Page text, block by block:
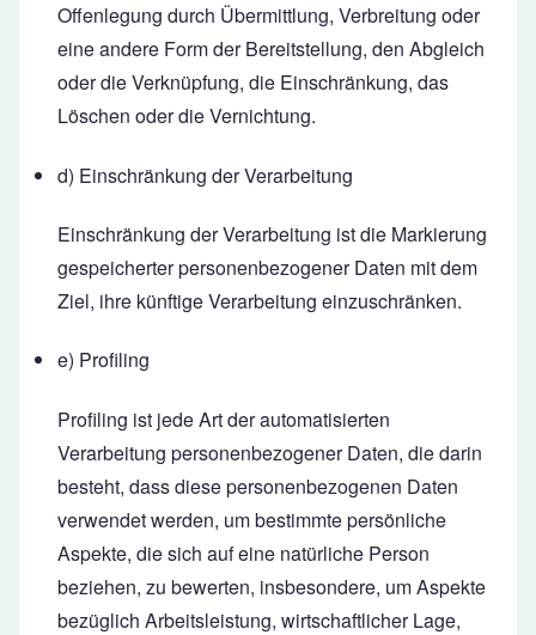
Offenlegung durch Übermittlung, Verbreitung oder
eine andere Form der Bereitstellung, den Abgleich
oder die Verknüpfung, die Einschränkung, das
Löschen oder die Vernichtung.
d) Einschränkung der Verarbeitung
Einschränkung der Verarbeitung ist die Markierung
gespeicherter personenbezogener Daten mit dem
Ziel, ihre künftige Verarbeitung einzuschränken.
e) Profiling
Profiling ist jede Art der automatisierten
Verarbeitung personenbezogener Daten, die darin
besteht, dass diese personenbezogenen Daten
verwendet werden, um bestimmte persönliche
Aspekte, die sich auf eine natürliche Person
beziehen, zu bewerten, insbesondere, um Aspekte
bezüglich Arbeitsleistung, wirtschaftlicher Lage,